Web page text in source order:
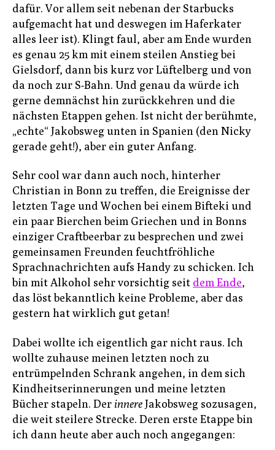
dafür. Vor allem seit nebenan der Starbucks
aufgemacht hat und deswegen im Haferkater
alles leer ist). Klingt faul, aber am Ende wurden
es genau 25 km mit einem steilen Anstieg bei
Gielsdorf, dann bis kurz vor Lüftelberg und von
da noch zur S-Bahn. Und genau da würde ich
gerne demnächst hin zurückkehren und die
nächsten Etappen gehen. Ist nicht der berühmte,
„echte“ Jakobsweg unten in Spanien (den Nicky
gerade geht!), aber ein guter Anfang.
Sehr cool war dann auch noch, hinterher
Christian in Bonn zu treffen, die Ereignisse der
letzten Tage und Wochen bei einem Bifteki und
ein paar Bierchen beim Griechen und in Bonns
einziger Craftbeerbar zu besprechen und zwei
gemeinsamen Freunden feuchtfröhliche
Sprachnachrichten aufs Handy zu schicken. Ich
bin mit Alkohol sehr vorsichtig seit dem Ende,
das löst bekanntlich keine Probleme, aber das
gestern hat wirklich gut getan!
Dabei wollte ich eigentlich gar nicht raus. Ich
wollte zuhause meinen letzten noch zu
entrümpelnden Schrank angehen, in dem sich
Kindheitserinnerungen und meine letzten
Bücher stapeln. Der innereJakobsweg sozusagen,
die weit steilere Strecke. Deren erste Etappe bin
ich dann heute aber auch noch angegangen: